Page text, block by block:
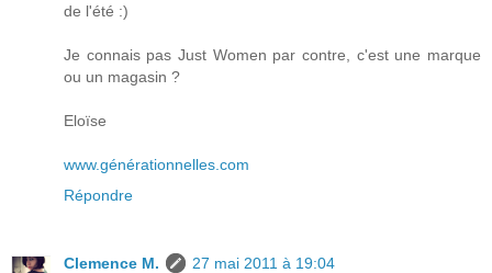
de l'été :)
Je connais pas Just Women par contre, c'est une marque
ou un magasin ?
Eloïse
www.générationnelles.com
Répondre
Clemence M.
27 mai 2011 à 19:04